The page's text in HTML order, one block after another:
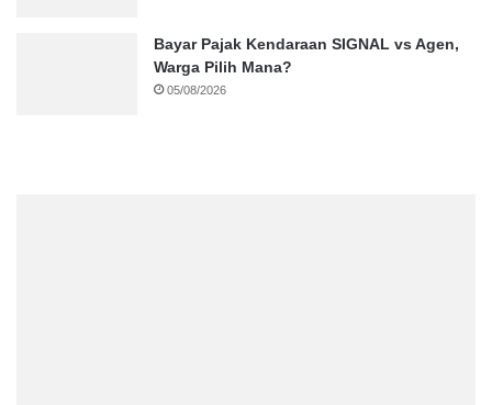
Bayar Pajak Kendaraan SIGNAL vs Agen,
Warga Pilih Mana?
05/08/2026